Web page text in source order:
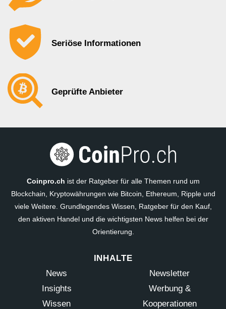
Seriöse Informationen
Geprüfte Anbieter
Coinpro.ch ist der Ratgeber für alle Themen rund um
Blockchain, Kryptowährungen wie Bitcoin, Ethereum, Ripple und
viele Weitere. Grundlegendes Wissen, Ratgeber für den Kauf,
den aktiven Handel und die wichtigsten News helfen bei der
Orientierung.
INHALTE
News
Insights
Wissen
Newsletter
Werbung &
Kooperationen